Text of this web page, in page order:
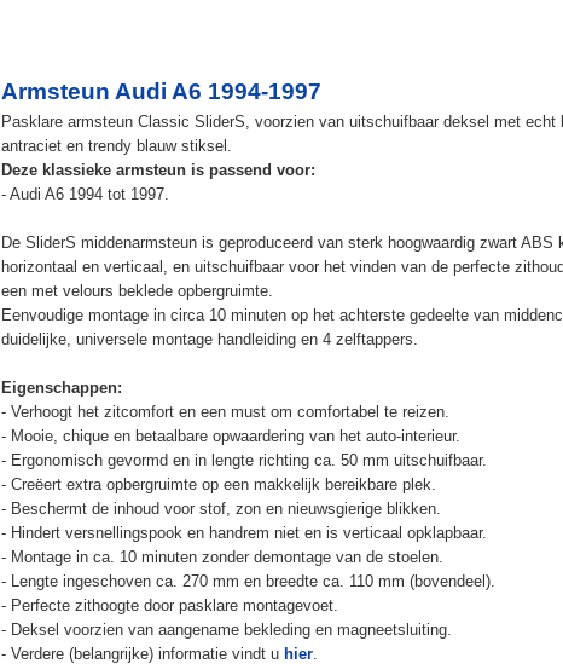
Armsteun Audi A6 1994-1997
Pasklare armsteun Classic SliderS, voorzien van uitschuifbaar deksel met echt
antraciet en trendy blauw stiksel.
Deze klassieke armsteun is passend voor:
- Audi A6 1994 tot 1997.
De SliderS middenarmsteun is geproduceerd van sterk hoogwaardig zwart ABS
horizontaal en verticaal, en uitschuifbaar voor het vinden van de perfecte
een met velours beklede opbergruimte.
Eenvoudige montage in circa 10 minuten op het achterste gedeelte van
duidelijke, universele montage handleiding en 4 zelftappers.
Eigenschappen:
- Verhoogt het zitcomfort en een must om comfortabel te reizen.
- Mooie, chique en betaalbare opwaardering van het auto-interieur.
- Ergonomisch gevormd en in lengte richting ca. 50 mm uitschuifbaar.
- Creëert extra opbergruimte op een makkelijk bereikbare plek.
- Beschermt de inhoud voor stof, zon en nieuwsgierige blikken.
- Hindert versnellingspook en handrem niet en is verticaal opklapbaar.
- Montage in ca. 10 minuten zonder demontage van de stoelen.
- Lengte ingeschoven ca. 270 mm en breedte ca. 110 mm (bovendeel).
- Perfecte zithoogte door pasklare montagevoet.
- Deksel voorzien van aangename bekleding en magneetsluiting.
- Verdere (belangrijke) informatie vindt u hier.